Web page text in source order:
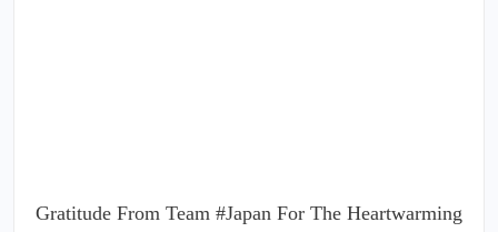
Gratitude From Team #Japan For The Heartwarming